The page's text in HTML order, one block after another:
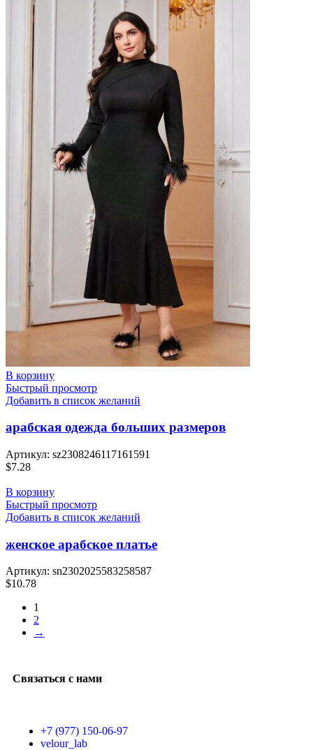
В корзину
Быстрый просмотр
Добавить в список желаний
арабская одежда больших размеров
Артикул: sz2308246117161591
$7.28
В корзину
Быстрый просмотр
Добавить в список желаний
женское арабское платье
Артикул: sn2302025583258587
$10.78
1
2
→
Связаться с нами
+7 (977) 150-06-97
velour_lab